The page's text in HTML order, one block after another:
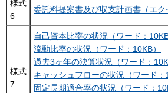
様式
6
委託料提案書及び収支計画書（エク
様式
7
自己資本比率の状況（ワード：10KB
流動比率の状況（ワード：10KB）
過去3ヶ年の決算状況（ワード：
キャッシュフローの状況（ワード：
固定長期適合率の状況（ワード：